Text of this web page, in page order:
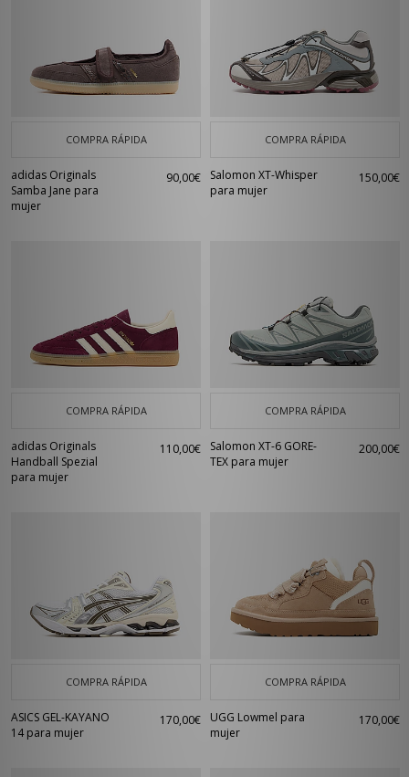
COMPRA RÁPIDA
adidas Originals
Samba Jane para
mujer
90,00€
COMPRA RÁPIDA
Salomon XT-Whisper
para mujer
150,00€
COMPRA RÁPIDA
adidas Originals
Handball Spezial
para mujer
110,00€
COMPRA RÁPIDA
Salomon XT-6 GORE-
TEX para mujer
200,00€
COMPRA RÁPIDA
ASICS GEL-KAYANO
14 para mujer
170,00€
COMPRA RÁPIDA
UGG Lowmel para
mujer
170,00€